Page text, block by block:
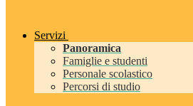
Servizi
Panoramica
Famiglie e studenti
Personale scolastico
Percorsi di studio